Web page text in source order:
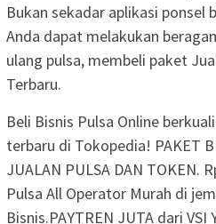
Bukan sekadar aplikasi ponsel
Anda dapat melakukan
ulang pulsa, membeli paket
Terbaru.
Beli Bisnis Pulsa Online
terbaru di Tokopedia! PAKET
JUALAN PULSA DAN TOKEN.
Pulsa All Operator Murah di
Bisnis.PAYTREN JUTA dari